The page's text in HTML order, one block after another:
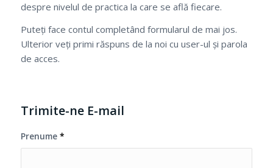
despre nivelul de practica la care se află fiecare.
Puteți face contul completând formularul de mai jos.
Ulterior veți primi răspuns de la noi cu user-ul și parola
de acces.
Trimite-ne E-mail
Prenume *